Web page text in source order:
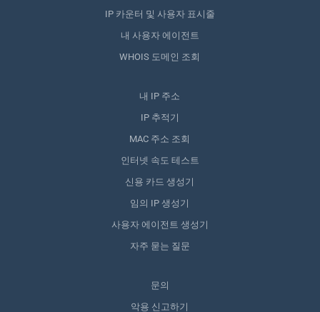
IP 카운터 및 사용자 표시줄
내 사용자 에이전트
WHOIS 도메인 조회
내 IP 주소
IP 추적기
MAC 주소 조회
인터넷 속도 테스트
신용 카드 생성기
임의 IP 생성기
사용자 에이전트 생성기
자주 묻는 질문
문의
악용 신고하기